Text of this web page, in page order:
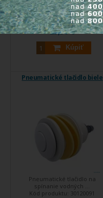
25,50 €
Kúpiť
Expedícia do 24 hod.
Pneumatické tlačidlo biele
Pneumatické tlačidlo na
spínanie vodných ...
Kód produktu: 30120091